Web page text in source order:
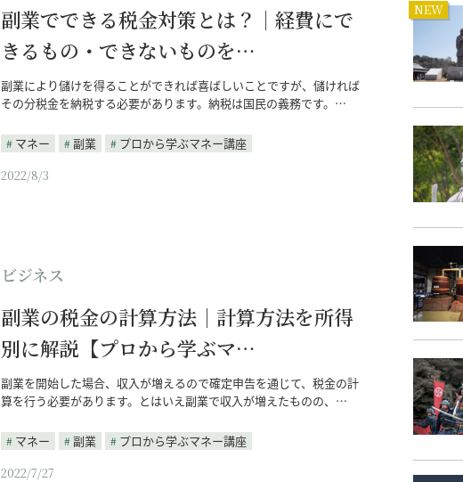
副業でできる税金対策とは？｜経費にで
きるもの・できないものを…
副業により儲けを得ることができれば喜ばしいことですが、儲ければ
その分税金を納税する必要があります。納税は国民の義務です。…
マネー 副業
プロから学ぶマネー講座
2022/8/3
ビジネス
副業の税金の計算方法｜計算方法を所得
別に解説【プロから学ぶマ…
副業を開始した場合、収入が増えるので確定申告を通じて、税金の計
算を行う必要があります。とはいえ副業で収入が増えたものの、…
マネー 副業
プロから学ぶマネー講座
2022/7/27
NEW